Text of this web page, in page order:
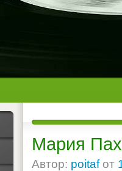
Мария
Автор: poitafот